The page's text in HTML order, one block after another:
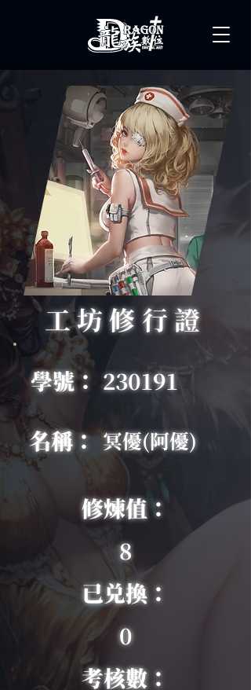
學號： 230191
名稱： 冥優(阿優)
修煉值：
8
已兑換：
0
考核數：
工坊修行證